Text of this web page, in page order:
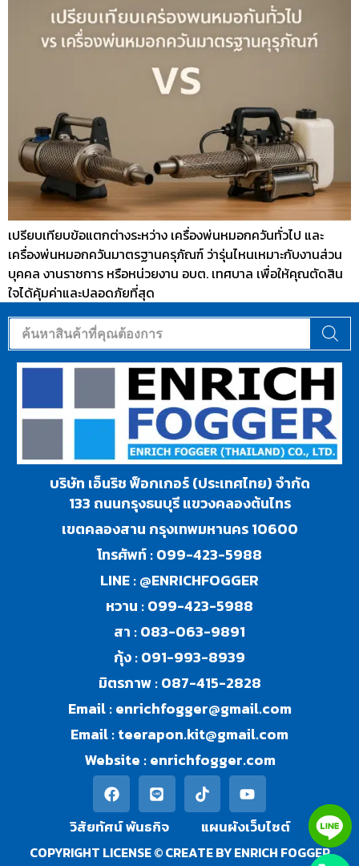
เปรียบเทียบข้อแตกต่างระหว่าง เครื่องพ่นหมอกควันทั่วไป และ
เครื่องพ่นหมอกควันมาตรฐานครุภัณฑ์ ว่ารุ่นไหนเหมาะกับงานส่วน
บุคคล งานราชการ หรือหน่วยงาน อบต. เทศบาล เพื่อให้คุณตัดสิน
ใจได้คุ้มค่าและปลอดภัยที่สุด
บริษัท เอ็นริช ฟ็อกเกอร์ (ประเทศไทย) จำกัด
133 ถนนกรุงธนบุรี แขวงคลองต้นไทร
เขตคลองสาน กรุงเทพมหานคร 10600
โทรศัพท์ :099-423-5988
LINE :@ENRICHFOGGER
หวาน :099-423-5988
สา :083-063-9891
กุ้ง :091-993-8939
มิตรภาพ :087-415-2828
Email :enrichfogger@gmail.com
Email :teerapon.kit@gmail.com
Website :enrichfogger.com
วิสัยทัศน์ พันธกิจ​ แผนผังเว็บไซต์
COPYRIGHT LICENSE © CREATE BY ENRICH FOGGER